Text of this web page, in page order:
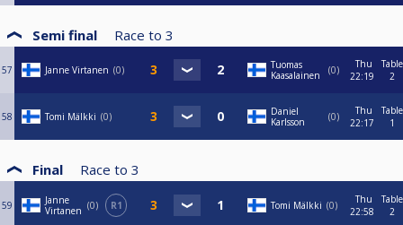
Semi final Race to 3
57 Janne Virtanen 0
Tuomas
Kaasalainen
0
Thu
22:19
Table
2
58 Tomi Mälkki 0
Daniel
Karlsson
0
Thu
22:17
Table
1
Final Race to 3
59
Janne
Virtanen
0 R1 Tomi Mälkki 0
Thu
22:58
Table
2